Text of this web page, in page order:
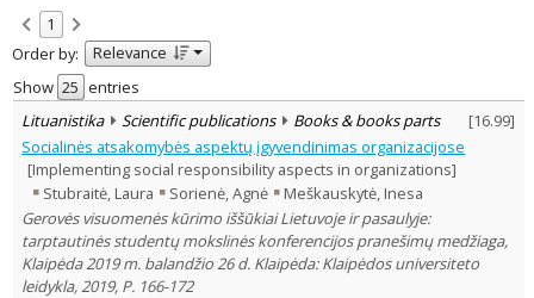
Refine
Scientific publications
Document Type:
Books & books parts
Subject area
Economics
Management 1
Text language
Country of publication
Historical periods
Lithuanian place names
1
Order by:
Relevance
Show
entries
Lituanistika
Scientific publications Books & books parts [16.99]
Socialinės atsakomybės aspektų įgyvendinimas organizacijose
[Implementing social responsibility aspects in organizations]
Stubraitė, Laura
Sorienė, Agnė
Meškauskytė, Inesa
Gerovės visuomenės kūrimo iššūkiai Lietuvoje ir pasaulyje:
tarptautinės studentų mokslinės konferencijos pranešimų medžiaga,
Klaipėda 2019 m. balandžio 26 d. Klaipėda: Klaipėdos universiteto
leidykla, 2019, P. 166-172